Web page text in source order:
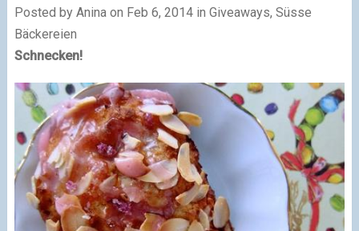
Posted by Anina on Feb 6, 2014 in Giveaways, Süsse
Bäckereien
Schnecken!